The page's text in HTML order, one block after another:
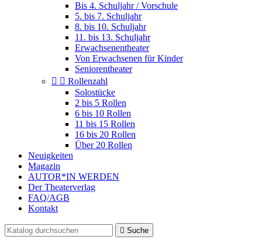
Bis 4. Schuljahr / Vorschule
5. bis 7. Schuljahr
8. bis 10. Schuljahr
11. bis 13. Schuljahr
Erwachsenentheater
Von Erwachsenen für Kinder
Seniorentheater
  Rollenzahl
Solostücke
2 bis 5 Rollen
6 bis 10 Rollen
11 bis 15 Rollen
16 bis 20 Rollen
Über 20 Rollen
Neuigkeiten
Magazin
AUTOR*IN WERDEN
Der Theaterverlag
FAQ/AGB
Kontakt
 Suche